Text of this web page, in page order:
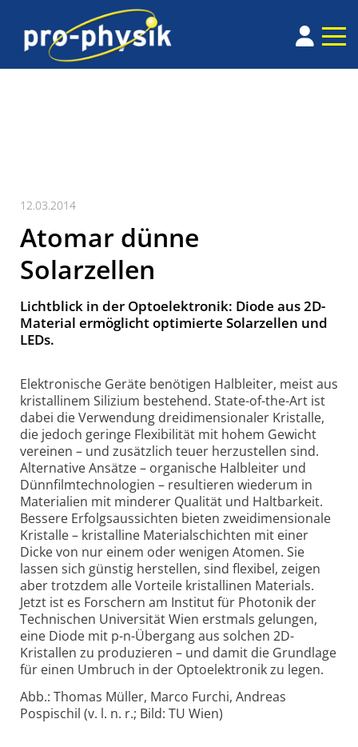
12.03.2014
Atomar dünne
Solarzellen
Lichtblick in der Optoelektronik: Diode aus 2D-
Material ermöglicht optimierte Solarzellen und
LEDs.
Elektronische Geräte benötigen Halbleiter, meist aus
kristallinem Silizium bestehend. State-of-the-Art ist
dabei die Verwendung dreidimensionaler Kristalle,
die jedoch geringe Flexibilität mit hohem Gewicht
vereinen – und zusätzlich teuer herzustellen sind.
Alternative Ansätze – organische Halbleiter und
Dünnfilmtechnologien – resultieren wiederum in
Materialien mit minderer Qualität und Haltbarkeit.
Bessere Erfolgsaussichten bieten zweidimensionale
Kristalle – kristalline Materialschichten mit einer
Dicke von nur einem oder wenigen Atomen. Sie
lassen sich günstig herstellen, sind flexibel, zeigen
aber trotzdem alle Vorteile kristallinen Materials.
Jetzt ist es Forschern am Institut für Photonik der
Technischen Universität Wien erstmals gelungen,
eine Diode mit p-n-Übergang aus solchen 2D-
Kristallen zu produzieren – und damit die Grundlage
für einen Umbruch in der Optoelektronik zu legen.
Abb.: Thomas Müller, Marco Furchi, Andreas
Pospischil (v. l. n. r.; Bild: TU Wien)